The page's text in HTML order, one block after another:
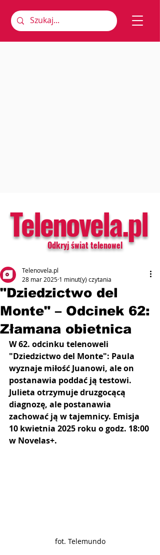
Telenovela.pl
Odkryj świat telenowel
"Dziedzictwo del
Monte" – Odcinek 62:
Złamana obietnica
Telenovela.pl
28 mar 2025 1 minut(y) czytania
W 62. odcinku telenoweli
"Dziedzictwo del Monte": Paula
wyznaje miłość Juanowi, ale on
postanawia poddać ją testowi.
Julieta otrzymuje druzgocącą
diagnozę, ale postanawia
zachować ją w tajemnicy. Emisja
10 kwietnia 2025 roku o godz. 18:00
w Novelas+.
fot. Telemundo